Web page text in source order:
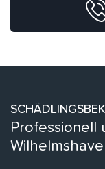
Professionell